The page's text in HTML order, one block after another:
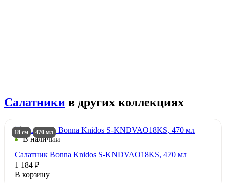
Салатники в других коллекциях
18 см 470 мл
В наличии
Салатник Bonna Knidos S-KNDVAO18KS, 470 мл
1 184 ₽
В корзину